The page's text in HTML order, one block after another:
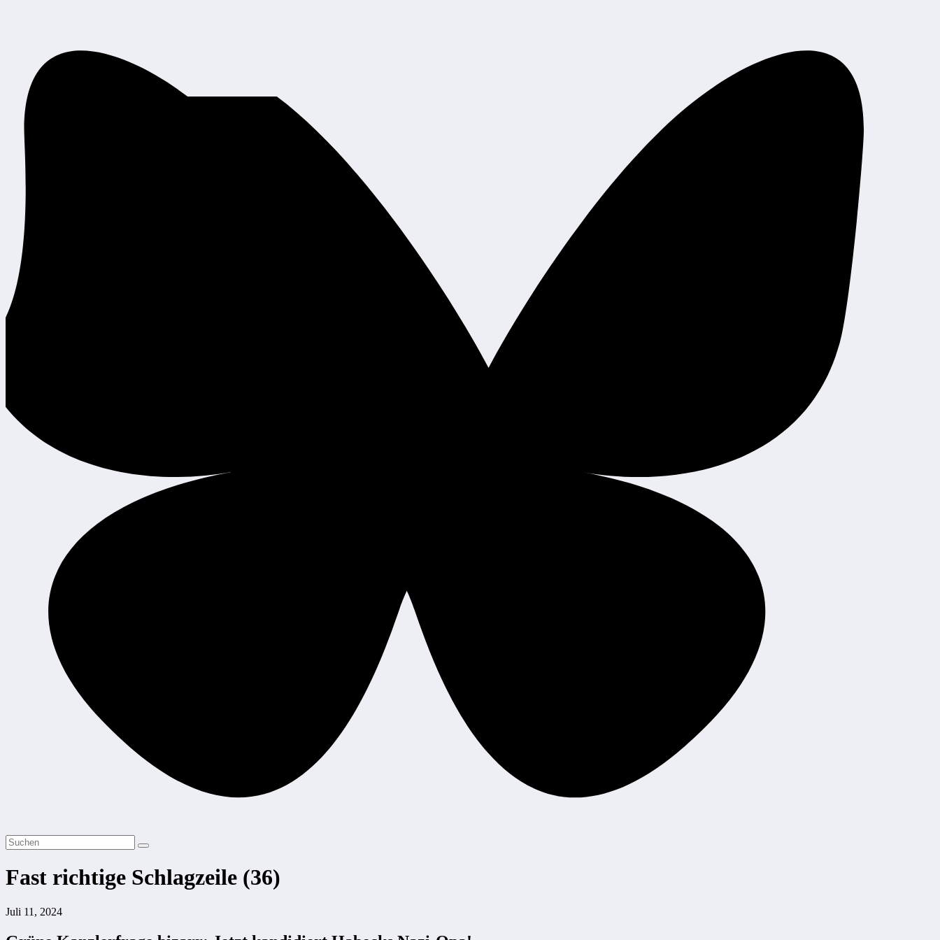
Fast richtige Schlagzeile (36)
Juli 11, 2024